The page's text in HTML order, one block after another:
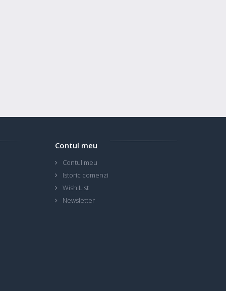
Contul meu
Contul meu
Istoric comenzi
Wish List
Newsletter